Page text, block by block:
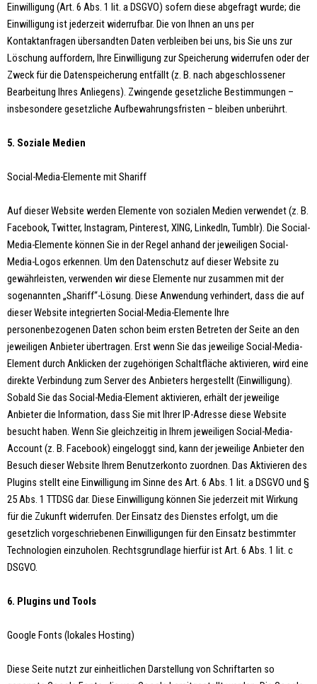
Einwilligung (Art. 6 Abs. 1 lit. a DSGVO) sofern diese abgefragt wurde; die
Einwilligung ist jederzeit widerrufbar. Die von Ihnen an uns per
Kontaktanfragen übersandten Daten verbleiben bei uns, bis Sie uns zur
Löschung auffordern, Ihre Einwilligung zur Speicherung widerrufen oder der
Zweck für die Datenspeicherung entfällt (z. B. nach abgeschlossener
Bearbeitung Ihres Anliegens). Zwingende gesetzliche Bestimmungen –
insbesondere gesetzliche Aufbewahrungsfristen – bleiben unberührt.
5. Soziale Medien
Social-Media-Elemente mit Shariff
Auf dieser Website werden Elemente von sozialen Medien verwendet (z. B.
Facebook, Twitter, Instagram, Pinterest, XING, LinkedIn, Tumblr). Die Social-
Media-Elemente können Sie in der Regel anhand der jeweiligen Social-
Media-Logos erkennen. Um den Datenschutz auf dieser Website zu
gewährleisten, verwenden wir diese Elemente nur zusammen mit der
sogenannten „Shariff“-Lösung. Diese Anwendung verhindert, dass die auf
dieser Website integrierten Social-Media-Elemente Ihre
personenbezogenen Daten schon beim ersten Betreten der Seite an den
jeweiligen Anbieter übertragen. Erst wenn Sie das jeweilige Social-Media-
Element durch Anklicken der zugehörigen Schaltfläche aktivieren, wird eine
direkte Verbindung zum Server des Anbieters hergestellt (Einwilligung).
Sobald Sie das Social-Media-Element aktivieren, erhält der jeweilige
Anbieter die Information, dass Sie mit Ihrer IP-Adresse diese Website
besucht haben. Wenn Sie gleichzeitig in Ihrem jeweiligen Social-Media-
Account (z. B. Facebook) eingeloggt sind, kann der jeweilige Anbieter den
Besuch dieser Website Ihrem Benutzerkonto zuordnen. Das Aktivieren des
Plugins stellt eine Einwilligung im Sinne des Art. 6 Abs. 1 lit. a DSGVO und §
25 Abs. 1 TTDSG dar. Diese Einwilligung können Sie jederzeit mit Wirkung
für die Zukunft widerrufen. Der Einsatz des Dienstes erfolgt, um die
gesetzlich vorgeschriebenen Einwilligungen für den Einsatz bestimmter
Technologien einzuholen. Rechtsgrundlage hierfür ist Art. 6 Abs. 1 lit. c
DSGVO.
6. Plugins und Tools
Google Fonts (lokales Hosting)
Diese Seite nutzt zur einheitlichen Darstellung von Schriftarten so